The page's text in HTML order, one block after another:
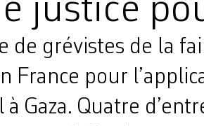
justice
de grévistes de la
France pour
Gaza. Quatre